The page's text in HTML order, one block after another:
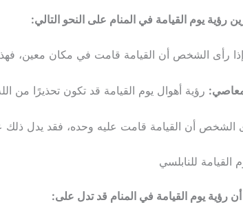
رؤية يوم القيامة في المنام على النحو التالي:
إذا رأى الشخص أن القيامة قامت في مكان معين،
رؤية أهوال يوم القيامة قد تكون تحذيرًا من
الشخص أن القيامة قامت عليه وحده، فقد يدل
القيامة للنابلسي
رؤية يوم القيامة في المنام قد تدل على: